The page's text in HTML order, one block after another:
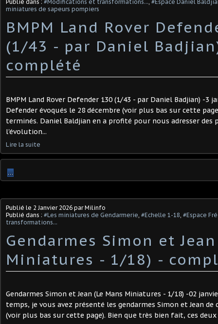
Publié dans : #Modifications et transformations..., #Espace Daniel
miniatures de sapeurs pompiers
BMPM Land Rover
(1/43 - par Daniel
complété
BMPM Land Rover Defender 130 (1/43 - par Daniel Badjian) -3
Defender évoqués le 28 décembre (voir plus bas sur cette
terminés. Daniel Baldjian en a profité pour nous adresser
l'évolution...
Lire la suite
…
Publié le 2 Janvier 2026 par Milinfo
Publié dans : #Les miniatures de Gendarmerie, #Echelle 1-18, #Espace
transformations...
Gendarmes Simon et
Miniatures - 1/18) ​-
Gendarmes Simon et Jean (Le Mans Miniatures - 1/18) -02
temps, je vous avez présenté les gendarmes Simon et Jean de
(voir plus bas sur cette page). Bien que très bien fait, ces